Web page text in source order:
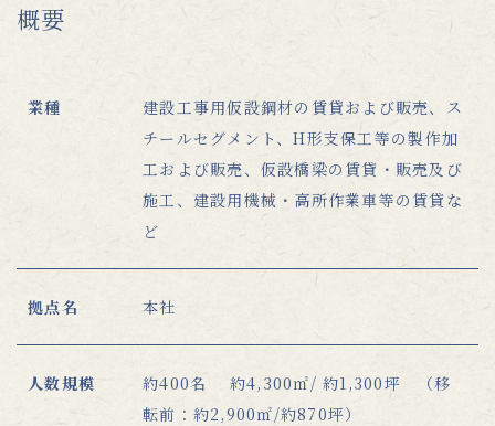
概要
業種
建設工事用仮設鋼材の賃貸および販売、ス
チールセグメント、H形支保工等の製作加
工および販売、仮設橋梁の賃貸・販売及び
施工、建設用機械・高所作業車等の賃貸な
ど
拠点名 本社
人数規模
約400名 約4,300㎡/ 約1,300坪 （移
転前：約2,900㎡/約870坪）